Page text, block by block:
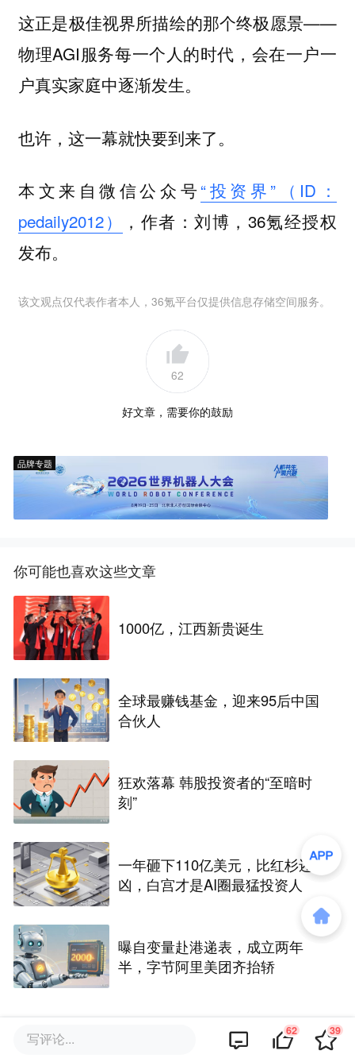
这正是极佳视界所描绘的那个终极愿景——
物理AGI服务每一个人的时代，会在一户一
户真实家庭中逐渐发生。
也许，这一幕就快要到来了。
本文来自微信公众号“投资界”（ID：
pedaily2012）
，作者：刘博，36氪经授权
发布。
该文观点仅代表作者本人，36氪平台仅提供信息存储空间服务。
62
好文章，需要你的鼓励
品牌专题
你可能也喜欢这些文章
1000亿，江西新贵诞生
全球最赚钱基金，迎来95后中国
合伙人
狂欢落幕 韩股投资者的“至暗时
刻”
一年砸下110亿美元，比红杉还
凶，白宫才是AI圈最猛投资人
曝自变量赴港递表，成立两年
半，字节阿里美团齐抬轿
评论区
写评论... 62 39